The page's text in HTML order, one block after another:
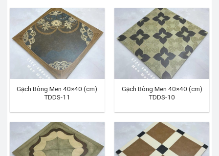
Gạch Bông Men 40×40 (cm)
TDDS-11
Gạch Bông Men 40×40 (cm)
TDDS-10